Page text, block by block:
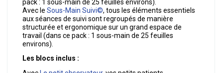
pack : 1 sous-main de 25 feuilles environs).
Avec le Sous-Main Suivi©, tous les éléments essentiels
aux séances de suivi sont regroupés de manière
structurée et ergonomique sur un grand espace de
travail (dans ce pack : 1 sous-main de 25 feuilles
environs).
Les blocs inclus :